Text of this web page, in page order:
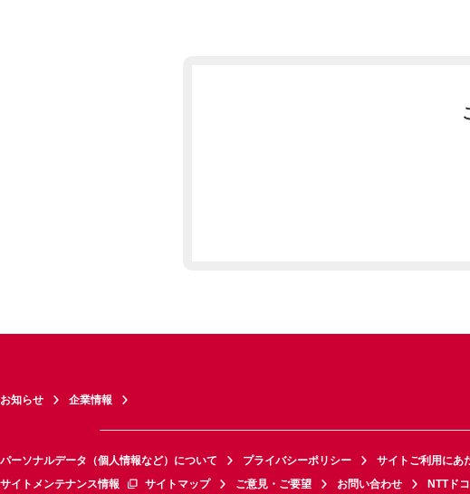
お知らせ 企業情報
パーソナルデータ（個人情報など）について プライバシーポリシー サイトご利用にあ
サイトメンテナンス情報
サイトマップ ご意見・ご要望 お問い合わせ NTTド